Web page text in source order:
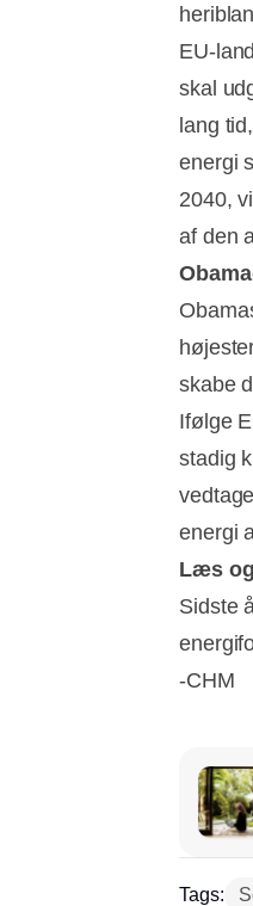
EU-
skal
lang
energi
2040,
af den
skabe
Ifølge
stadig
energi
Læs
Sidste
-CHM
Tags: